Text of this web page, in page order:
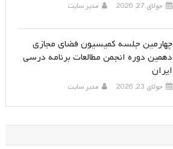
جولای 27, 2026 مدیر سایت
چهارمین جلسه کمیسیون فضای مجازی
دهمین دوره انجمن مطالعات برنامه درسی
ایران
جولای 23, 2026 مدیر سایت